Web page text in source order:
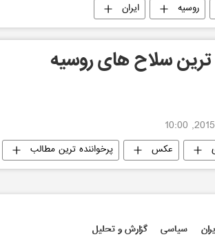
روسیه ایران
سلاح های روسیه
عکس پرخواننده ترین مطالب
سیاسی گزارش و تحلیل